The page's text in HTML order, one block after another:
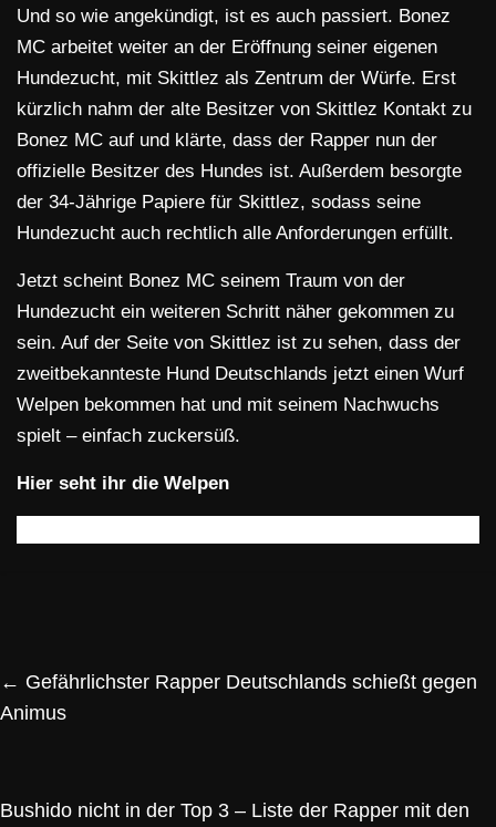
Und so wie angekündigt, ist es auch passiert. Bonez
MC arbeitet weiter an der Eröffnung seiner eigenen
Hundezucht, mit Skittlez als Zentrum der Würfe. Erst
kürzlich nahm der alte Besitzer von Skittlez Kontakt zu
Bonez MC auf und klärte, dass der Rapper nun der
offizielle Besitzer des Hundes ist. Außerdem besorgte
der 34-Jährige Papiere für Skittlez, sodass seine
Hundezucht auch rechtlich alle Anforderungen erfüllt.
Jetzt scheint Bonez MC seinem Traum von der
Hundezucht ein weiteren Schritt näher gekommen zu
sein. Auf der Seite von Skittlez ist zu sehen, dass der
zweitbekannteste Hund Deutschlands jetzt einen Wurf
Welpen bekommen hat und mit seinem Nachwuchs
spielt – einfach zuckersüß.
Hier seht ihr die Welpen
← Gefährlichster Rapper Deutschlands schießt gegen
Animus
Bushido nicht in der Top 3 – Liste der Rapper mit den